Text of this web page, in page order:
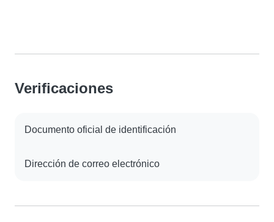
Verificaciones
Documento oficial de identificación
Dirección de correo electrónico